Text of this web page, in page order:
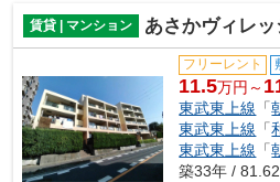
賃貸 | マンション あさかヴィレ
フリーレント
11.5万円～
東武東上線 「
東武東上線 「
東武東上線 「
築33年 /